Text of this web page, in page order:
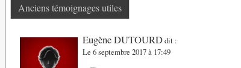
Anciens témoignages utiles
Eugène DUTOURDdit :
Le 6 septembre 2017 à 17:49